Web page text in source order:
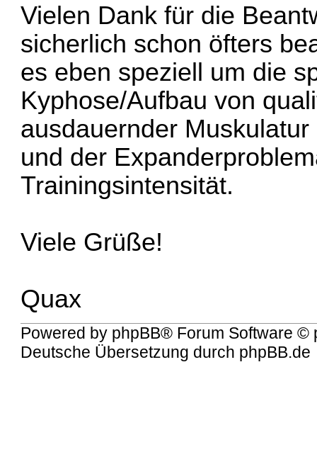
Vielen Dank für die
sicherlich schon öfters
es eben speziell um die
Kyphose/Aufbau von
ausdauernder
und der
Trainingsintensität.
Viele Grüße!
Quax
Powered by phpBB® Forum Software ©
Deutsche Übersetzung durch phpBB.de